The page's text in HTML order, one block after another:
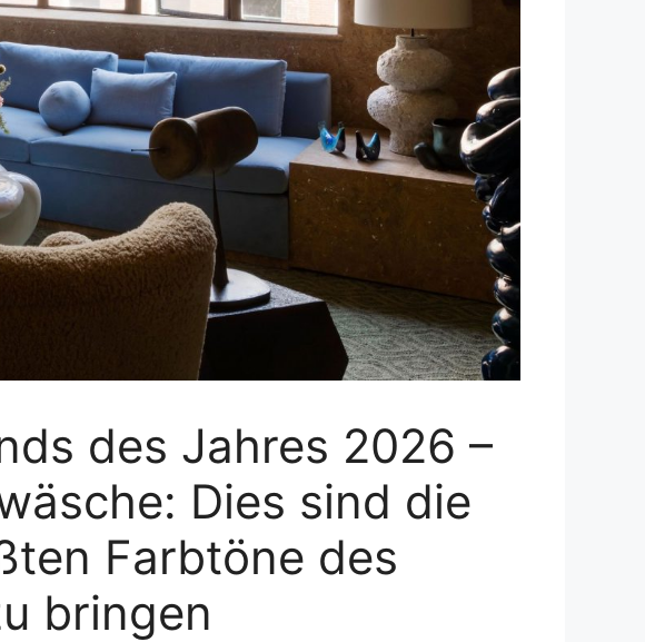
des Jahres 2026 –
Dies sind die
Farbtöne des
bringen